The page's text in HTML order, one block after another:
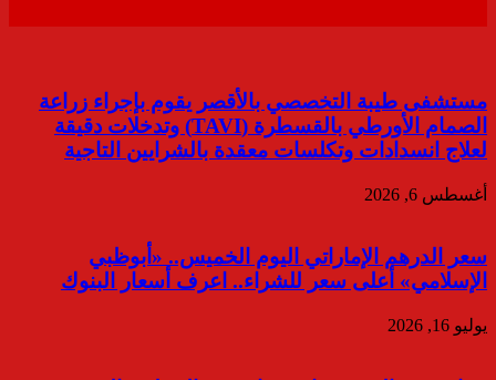
مستشفى طيبة التخصصي بالأقصر يقوم بإجراء زراعة
الصمام الأورطي بالقسطرة (TAVI) وتدخلات دقيقة
لعلاج انسدادات وتكلسات معقدة بالشرايين التاجية
أغسطس 6, 2026
سعر الدرهم الإماراتي اليوم الخميس.. «أبوظبي
الإسلامي» أعلى سعر للشراء.. اعرف أسعار البنوك
يوليو 16, 2026